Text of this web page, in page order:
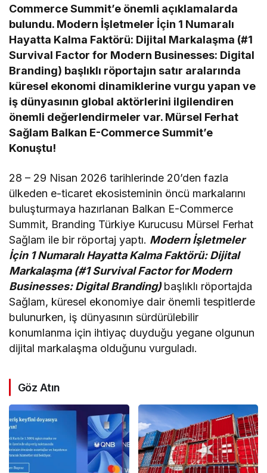
Commerce Summit’e önemli açıklamalarda
bulundu. Modern İşletmeler İçin 1 Numaralı
Hayatta Kalma Faktörü: Dijital Markalaşma (#1
Survival Factor for Modern Businesses: Digital
Branding) başlıklı röportajın satır aralarında
küresel ekonomi dinamiklerine vurgu yapan ve
iş dünyasının global aktörlerini ilgilendiren
önemli değerlendirmeler var. Mürsel Ferhat
Sağlam Balkan E-Commerce Summit’e
Konuştu!
28 – 29 Nisan 2026 tarihlerinde 20’den fazla
ülkeden e-ticaret ekosisteminin öncü markalarını
buluşturmaya hazırlanan Balkan E-Commerce
Summit, Branding Türkiye Kurucusu Mürsel Ferhat
Sağlam ile bir röportaj yaptı. Modern İşletmeler
İçin 1 Numaralı Hayatta Kalma Faktörü: Dijital
Markalaşma (#1 Survival Factor for Modern
Businesses: Digital Branding) başlıklı röportajda
Sağlam, küresel ekonomiye dair önemli tespitlerde
bulunurken, iş dünyasının sürdürülebilir
konumlanma için ihtiyaç duyduğu yegane olgunun
dijital markalaşma olduğunu vurguladı.
Göz Atın